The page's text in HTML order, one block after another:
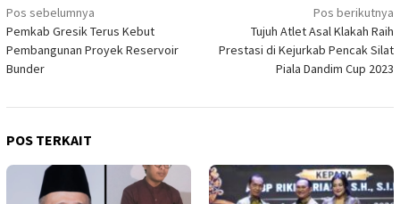
Navigasi
pos
Pos sebelumnya
Pemkab Gresik Terus Kebut
Pembangunan Proyek Reservoir
Bunder
Pos berikutnya
Tujuh Atlet Asal Klakah Raih
Prestasi di Kejurkab Pencak Silat
Piala Dandim Cup 2023
POS TERKAIT